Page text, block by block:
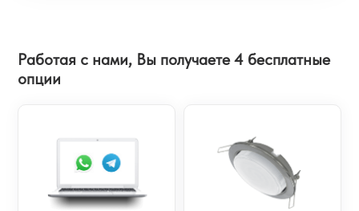
Работая с нами, Вы получаете 4 бесплатные
опции